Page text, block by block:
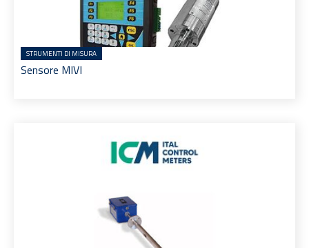
STRUMENTI DI MISURA
Sensore MIVI